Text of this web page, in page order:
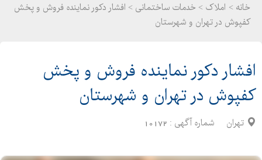
خانه > املاک > خدمات ساختمانی > افشار دکور نماینده فروش و پخش
کفپوش در تهران و شهرستان
افشار دکور نماینده فروش و پخش
کفپوش در تهران و شهرستان
تهران شماره آگهی : 10172